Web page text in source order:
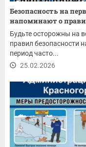
Безопасность на
напоминают о
Будьте осторожны на
правил безопасности
период часто...
25.02.2026